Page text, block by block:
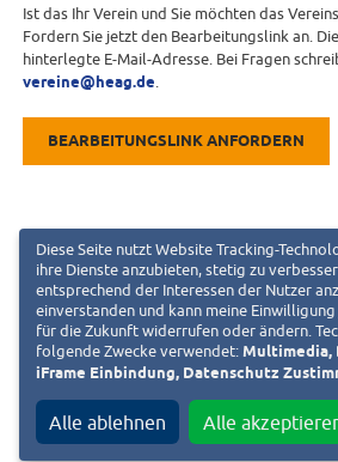
Ist das Ihr Verein und Sie möchten das
Fordern Sie jetzt den Bearbeitungslink an.
hinterlegte E-Mail-Adresse. Bei Fragen
vereine@heag.de
BEARBEITUNGSLINK ANFORDERN
Diese Seite nutzt Website Tracking-
ihre Dienste anzubieten, stetig zu
entsprechend der Interessen der Nutzer
einverstanden und kann meine
für die Zukunft widerrufen oder ändern.
folgende Zwecke verwendet: Multimedia,
iFrame Einbindung, Datenschutz
Alle ablehnen Alle